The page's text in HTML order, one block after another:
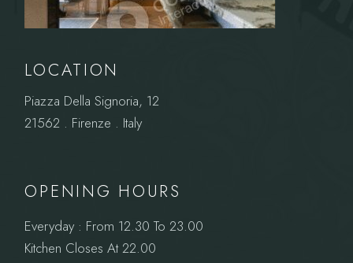
LOCATION
Piazza Della Signoria, 12
21562 . Firenze . Italy
OPENING HOURS
Everyday : From 12.30 To 23.00
Kitchen Closes At 22.00